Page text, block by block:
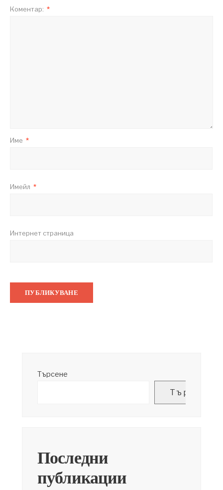
Коментар: *
Име *
Имейл *
Интернет страница
Търсене
Търсене
Последни
публикации